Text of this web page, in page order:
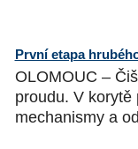
První etapa
OLOMOUC –
proudu. V
mechanismy a